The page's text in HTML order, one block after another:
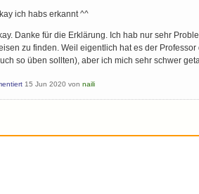
ich habs erkannt ^^
Danke für die Erklärung. Ich hab nur sehr
zu finden. Weil eigentlich hat es der
so üben sollten), aber ich mich sehr schwer
15 Jun 2020 vonnaili